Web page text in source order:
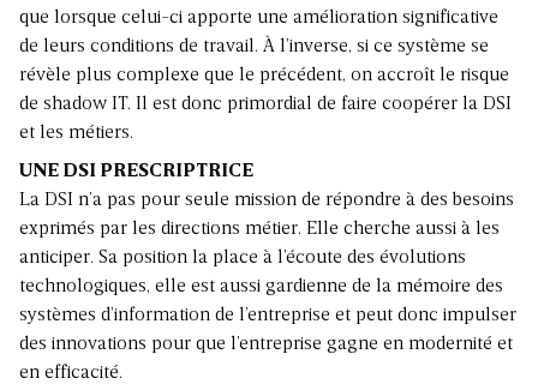
que lorsque celui-ci apporte une amélioration significative
de leurs conditions de travail. À l’inverse, si ce système se
révèle plus complexe que le précédent, on accroît le risque
de shadow IT. Il est donc primordial de faire coopérer la DSI
et les métiers.
UNE DSI PRESCRIPTRICE
La DSI n’a pas pour seule mission de répondre à des besoins
exprimés par les directions métier. Elle cherche aussi à les
anticiper. Sa position la place à l’écoute des évolutions
technologiques, elle est aussi gardienne de la mémoire des
systèmes d’information de l’entreprise et peut donc impulser
des innovations pour que l’entreprise gagne en modernité et
en efficacité.